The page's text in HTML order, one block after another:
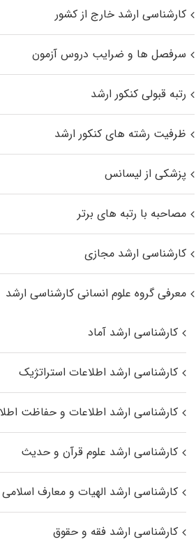
کارشناسی ارشد خارج از کشور
سرفصل ها و ضرایب دروس آزمون
رتبه قبولی کنکور ارشد
ظرفیت رشته های کنکور ارشد
پزشکی از لیسانس
مصاحبه با رتبه های برتر
کارشناسی ارشد مجازی
معرفی گروه علوم انسانی کارشناسی ارشد
کارشناسی ارشد آماد
کارشناسی ارشد اطلاعات استراتژیک
کارشناسی ارشد اطلاعات و حفاظت
کارشناسی ارشد علوم قرآن و حدیث
کارشناسی ارشد الهیات و معارف
کارشناسی ارشد فقه و حقوق